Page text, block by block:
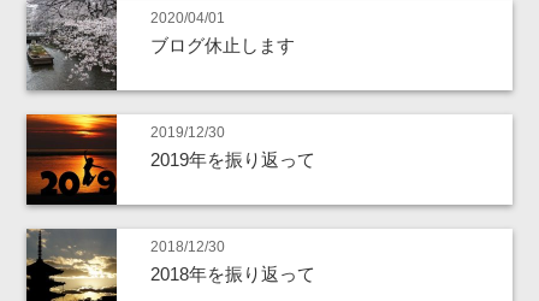
2020/04/01
ブログ休止します
2019/12/30
2019年を振り返って
2018/12/30
2018年を振り返って